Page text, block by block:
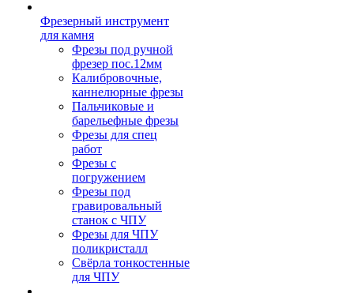
Фрезерный инструмент
для камня
Фрезы под ручной
фрезер пос.12мм
Калибровочные,
каннелюрные фрезы
Пальчиковые и
барельефные фрезы
Фрезы для спец
работ
Фрезы с
погружением
Фрезы под
гравировальный
станок с ЧПУ
Фрезы для ЧПУ
поликристалл
Свёрла тонкостенные
для ЧПУ